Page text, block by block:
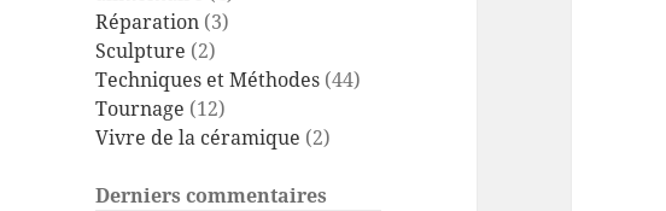
Réparation (3)
Sculpture (2)
Techniques et Méthodes (44)
Tournage (12)
Vivre de la céramique (2)
Derniers commentaires